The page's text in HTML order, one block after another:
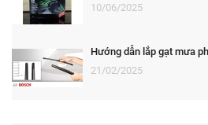
10/06/2025
Hướng dẫn lắp gạt mưa
21/02/2025